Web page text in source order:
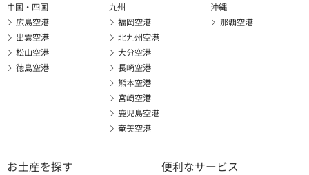
中国・四国
広島空港
出雲空港
松山空港
徳島空港
九州
福岡空港
北九州空港
大分空港
長崎空港
熊本空港
宮崎空港
鹿児島空港
奄美空港
沖縄
那覇空港
お土産を探す 便利なサービス